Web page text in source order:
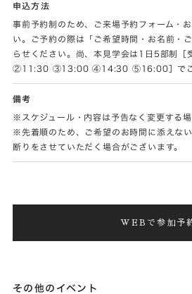
申込方法
事前予約制のため、ご来場予約フォーム・
い。ご予約の際は「ご希望時間・お名前・
らせください。尚、本見学会は1日5部制
②11:30 ③13:00 ④14:30 ⑤16:00］でご
備考
※スケジュール・内容は予告なく変更する場
※先着順のため、ご希望のお時間に添えな
断りをさせていただく場合がございます。
WEBで参加予
その他のイベント